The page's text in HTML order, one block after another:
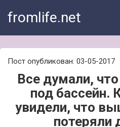
fromlife.net
Пост опубликован: 03-05-2017
Все думали,
под бассейн.
увидели, что
потеряли